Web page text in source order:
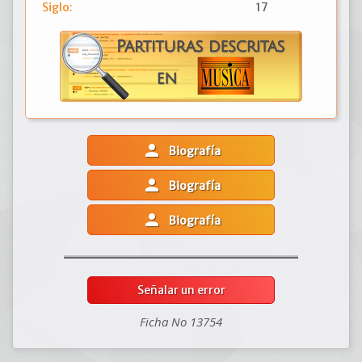
Siglo: 17
person Biografía
person Biografía
person Biografía
Señalar un error
Ficha No 13754